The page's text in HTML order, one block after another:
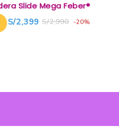
Slide Mega Feber®
S/2,990
S/2,399 -20%